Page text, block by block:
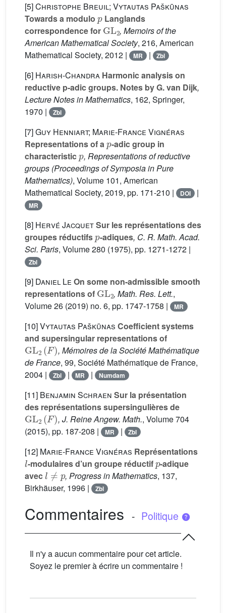
[5]Christophe Breuil; Vytautas Paškūnas
Towards a modulo
p
Langlands
correspondence for
GL2
, Memoirs of the
American Mathematical Society, 216, American
Mathematical Society, 2012 |
MR | Zbl
[6] Harish-Chandra Harmonic analysis on
reductive p-adic groups. Notes by G. van Dijk,
Lecture Notes in Mathematics, 162, Springer,
1970 |
Zbl
[7]Guy Henniart; Marie-France Vignéras
Representations of a
p
-adic group in
characteristic
p
, Representations of reductive
groups (Proceedings of Symposia in Pure
Mathematics), Volume 101, American
Mathematical Society, 2019, pp. 171-210 |
DOI |
MR
[8] Hervé JacquetSur les représentations des
groupes réductifs
p
-adiques, C. R. Math. Acad.
Sci. Paris, Volume 280 (1975), pp. 1271-1272 |
Zbl
[9] Daniel Le On some non-admissible smooth
representations of
GL2
, Math. Res. Lett.,
Volume 26 (2019) no. 6, pp. 1747-1758 | MR
[10]Vytautas Paškūnas Coefficient systems
and supersingular representations of
GL2(F)
, Mémoires de la Société Mathématique
de France, 99, Société Mathématique de France,
2004 |
Zbl | MR | Numdam
[11] Benjamin Schraen Sur la présentation
des représentations supersingulières de
GL2(F)
, J. Reine Angew. Math., Volume 704
(2015), pp. 187-208 |
MR | Zbl
[12] Marie-France Vignéras Représentations
l
-modulaires d’un groupe réductif
p
-adique
avec
l≠p
, Progress in Mathematics, 137,
Birkhäuser, 1996 |
Zbl
Commentaires - Politique
Il n'y a aucun commentaire pour cet article.
Soyez le premier à écrire un commentaire !